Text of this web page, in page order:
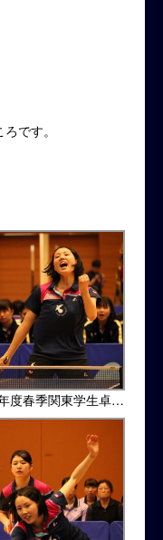
です。
平成28年度春季関東学生卓球リーグ・東女体大戦